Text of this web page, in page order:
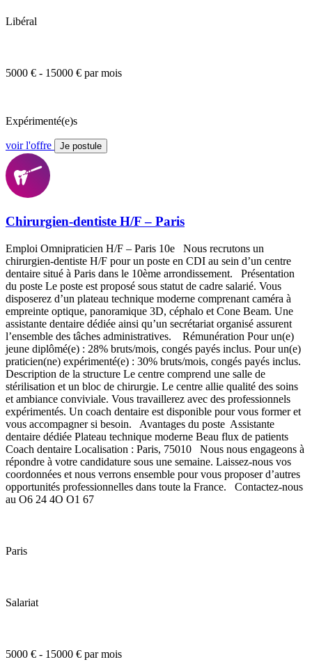
Libéral
5000 € - 15000 € par mois
Expérimenté(e)s
voir l'offre Je postule
Chirurgien-dentiste H/F – Paris
Emploi Omnipraticien H/F – Paris 10e Nous recrutons un
chirurgien-dentiste H/F pour un poste en CDI au sein d’un centre
dentaire situé à Paris dans le 10ème arrondissement. Présentation
du poste Le poste est proposé sous statut de cadre salarié. Vous
disposerez d’un plateau technique moderne comprenant caméra à
empreinte optique, panoramique 3D, céphalo et Cone Beam. Une
assistante dentaire dédiée ainsi qu’un secrétariat organisé assurent
l’ensemble des tâches administratives. Rémunération Pour un(e)
jeune diplômé(e) : 28% bruts/mois, congés payés inclus. Pour un(e)
praticien(ne) expérimenté(e) : 30% bruts/mois, congés payés inclus.
Description de la structure Le centre comprend une salle de
stérilisation et un bloc de chirurgie. Le centre allie qualité des soins
et ambiance conviviale. Vous travaillerez avec des professionnels
expérimentés. Un coach dentaire est disponible pour vous former et
vous accompagner si besoin. Avantages du poste Assistante
dentaire dédiée Plateau technique moderne Beau flux de patients
Coach dentaire Localisation : Paris, 75010 Nous nous engageons à
répondre à votre candidature sous une semaine. Laissez-nous vos
coordonnées et nous verrons ensemble pour vous proposer d’autres
opportunités professionnelles dans toute la France. Contactez-nous
au O6 24 4O O1 67
Paris
Salariat
5000 € - 15000 € par mois